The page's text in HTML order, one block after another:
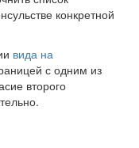
конкретной
вида на
с одним из
второго